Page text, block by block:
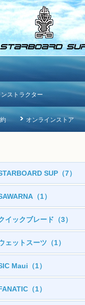
ストラクター
オンラインストア
SUP（7）
（1）
イックブレード（3）
ェットスーツ（1）
Maui（1）
（1）